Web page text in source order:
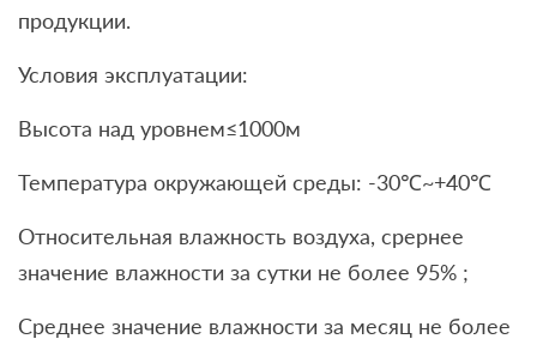
продукции.
Условия эксплуатации:
Высота над уровнем≤1000м
Температура окружающей среды: -30℃~+40℃
Относительная влажность воздуха, срернее
значение влажности за сутки не более 95% ;
Среднее значение влажности за месяц не более